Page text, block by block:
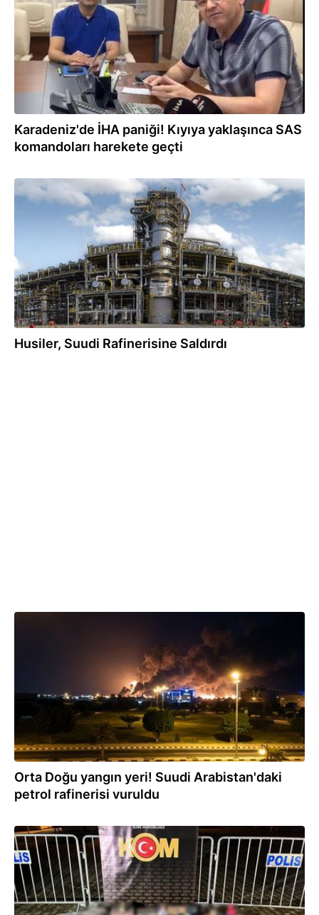
Karadeniz'de İHA paniği! Kıyıya yaklaşınca SAS
komandoları harekete geçti
10:23
Husiler, Suudi Rafinerisine Saldırdı
Orta Doğu yangın yeri! Suudi Arabistan'daki
petrol rafinerisi vuruldu
09:52